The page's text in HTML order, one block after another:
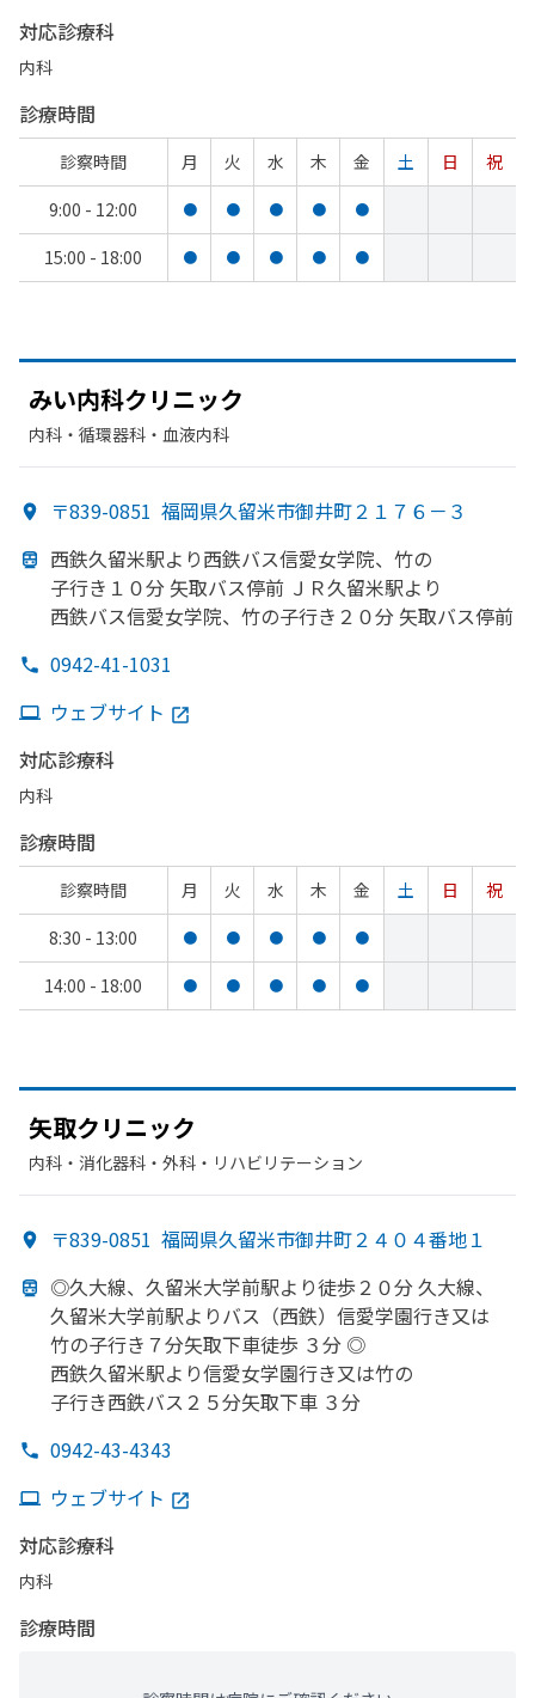
対応診療科
内科
診療時間
診察時間 月 火 水 木 金 土 日
祝
9:00 - 12:00
● ● ● ● ●
15:00 - 18:00 ● ● ● ● ●
みい内科クリニック
内科・​循環器科・​血液内科
〒839-0851 福岡県久留米市御井町２１７６－３
西鉄久留米駅より西鉄バス信愛女学院、 竹の
子行き１０分 矢取バス停前 ＪＲ久留米駅より
西鉄バス信愛女学院、 竹の子行き２０分 矢取バス停前
0942-41-1031
ウェブサイト
対応診療科
内科
診療時間
診察時間 月 火 水 木 金 土 日
祝
8:30 - 13:00
● ● ● ● ●
14:00 - 18:00 ● ● ● ● ●
矢取クリニック
内科・​消化器科・​外科・​リハビリテーション
〒839-0851 福岡県久留米市御井町２４０４番地１
◎久大線、 久留米大学前駅より徒歩２０分 久大線、
久留米大学前駅よりバス（西鉄） 信愛学園行き又は
竹の子行き７分矢取下車徒歩 ３分 ◎
西鉄久留米駅より信愛女学園行き又は竹の
子行き西鉄バス２５分矢取下車 ３分
0942-43-4343
ウェブサイト
対応診療科
内科
診療時間